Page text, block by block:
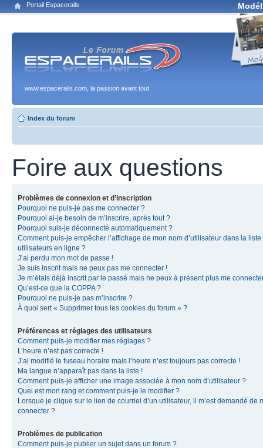
Portail Espacerails
www.espacerails.com, la passion avant tout
Index du forum
Foire aux questions
Problèmes de connexion et d’inscription
Pourquoi ne puis-je pas me connecter ?
Pourquoi ai-je besoin de m’inscrire, après tout ?
Pourquoi suis-je déconnecté automatiquement ?
Comment puis-je empêcher l’affichage de mon nom d’utilisateur dans la liste
utilisateurs en ligne ?
J’ai perdu mon mot de passe !
Je suis inscrit mais ne peux pas me connecter !
Je m’étais déjà inscrit par le passé mais ne peux à présent plus me
Qu’est-ce que la COPPA ?
Pourquoi ne puis-je pas m’inscrire ?
À quoi sert « Supprimer tous les cookies du forum » ?
Préférences et réglages des utilisateurs
Comment puis-je modifier mes réglages ?
L’heure n’est pas correcte !
J’ai modifié le fuseau horaire mais l’heure n’est toujours pas correcte !
Ma langue n’apparaît pas dans la liste !
Comment puis-je afficher une image associée à mon nom d’utilisateur ?
Quel est mon rang et comment puis-je le modifier ?
Lorsque je clique sur le lien de courriel d’un utilisateur, il m’est demandé de
connecter ?
Problèmes de publication
Comment puis-je publier un sujet dans un forum ?